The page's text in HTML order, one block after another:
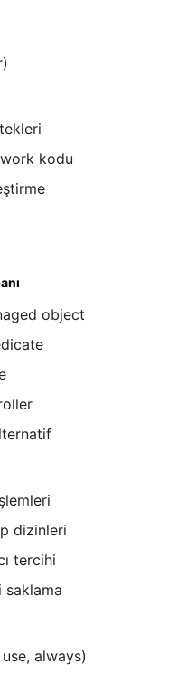
kodu
object
dizinleri
tercihi
saklama
always)